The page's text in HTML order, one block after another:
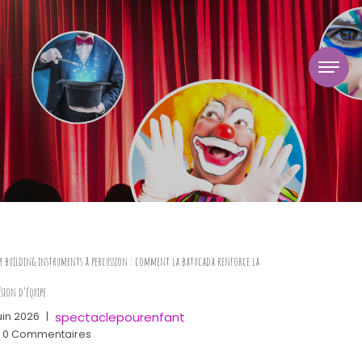
building instruments à percussion : comment la batucada renforce la
d’équipe
2026 | spectaclepourenfant
0 Commentaires